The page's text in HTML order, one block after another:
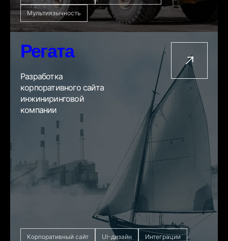
Мультиязычность
Регата
Разработка
корпоративного сайта
инжиниринговой
компании
Корпоративный сайт UI-дизайн Интеграции